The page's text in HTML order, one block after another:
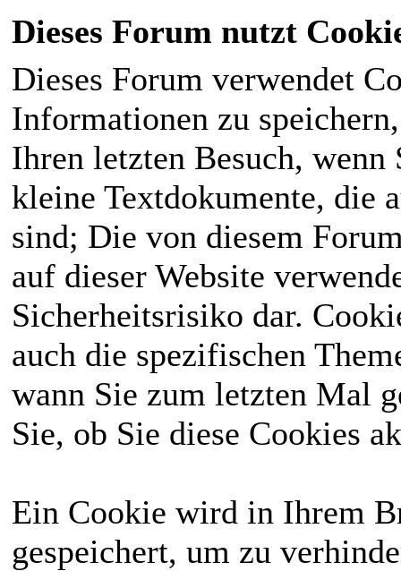
Dieses Forum nutzt
Dieses Forum verwendet
Informationen zu
Ihren letzten Besuch,
kleine Textdokumente, die
sind; Die von diesem
auf dieser Website
Sicherheitsrisiko dar.
auch die spezifischen
wann Sie zum letzten Mal
Sie, ob Sie diese Cookies
Ein Cookie wird in Ihrem
gespeichert, um zu